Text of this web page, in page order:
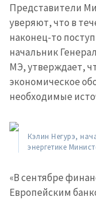
Представители
уверяют, что в
наконец-то
начальник
МЭ, утверждает,
экономическое
необходимые
Кэлин Негурэ,
энергетике
«В сентябре
Европейским
+
заголовок
+
Текст
+
новости